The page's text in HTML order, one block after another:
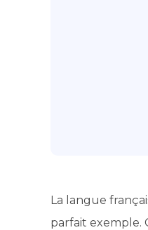
La langue
parfait exemple.